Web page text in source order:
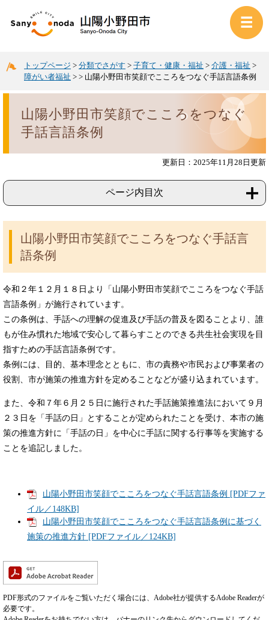
トップページ > 分類でさがす > 子育て・健康・福祉 > 介護・福祉 >
障がい者福祉 > > 山陽小野田市笑顔でこころをつなぐ手話言語条例
山陽小野田市笑顔でこころをつなぐ
手話言語条例
更新日：2025年11月28日更新
ページ内目次
山陽小野田市笑顔でこころをつなぐ手話言
語条例
令和２年１２月１８日より「山陽小野田市笑顔でこころをつなぐ⼿話
言語条例」が施行されています。
この条例は、手話への理解の促進及び手話の普及を図ることより、誰
もが住み慣れた地域で安心して暮らすことのできる共生社会実現を目
指すための手話言語条例です。
条例には、目的、基本理念とともに、市の責務や市民および事業者の
役割、市が施策の推進方針を定めることなどが盛り込まれています。
また、令和７年６月２５日に施行された手話施策推進法において９月
２３日を「手話の日」とすることが定められたことを受け、本市の施
策の推進方針に「手話の日」を中心に手話に関する行事等を実施する
ことを追記しました。
山陽小野田市笑顔でこころをつなぐ手話言語条例 [PDFファ
イル／148KB]
山陽小野田市笑顔でこころをつなぐ手話言語条例に基づく
施策の推進方針 [PDFファイル／124KB]
PDF形式のファイルをご覧いただく場合には、Adobe社が提供するAdobe Readerが
必要です。